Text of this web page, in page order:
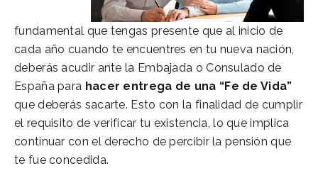
fundamental que tengas presente que al inicio de
cada año cuando te encuentres en tu nueva nación,
deberás acudir ante la Embajada o Consulado de
España para hacer entrega de una “Fe de Vida”
que deberás sacarte. Esto con la finalidad de cumplir
el requisito de verificar tu existencia, lo que implica
continuar con el derecho de percibir la pensión que
te fue concedida.